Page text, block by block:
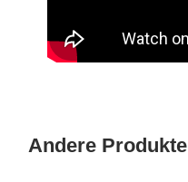
Andere Produkte